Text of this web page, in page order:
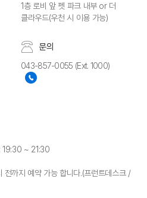
1층 로비 앞 펫 파크 내부 or 더
클라우드(우천 시 이용 가능)
문의
043-857-0055 (Ext. 1000)
19:30 ~ 21:30
전까지 예약 가능 합니다.(프런트데스크 /